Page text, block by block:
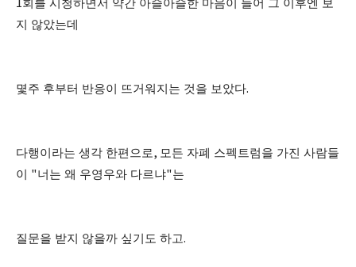
1회를 시청하면서 약간 아슬아슬한 마음이 들어 그 이후엔 보
지 않았는데
몇주 후부터 반응이 뜨거워지는 것을 보았다.
다행이라는 생각 한편으로, 모든 자폐 스펙트럼을 가진 사람들
이 "너는 왜 우영우와 다르냐"는
질문을 받지 않을까 싶기도 하고.